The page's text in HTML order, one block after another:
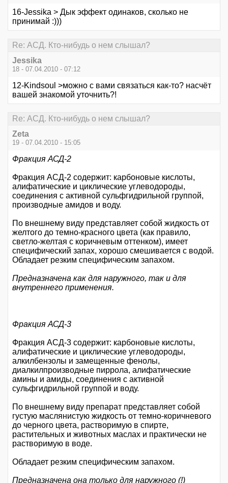
16-Jessika > Дык эффект одинаков, сколько не
принимай :)))
Re: АСД. Кто-нибудь о нем слышал?
Jessika
18 - 07.04.2010 - 07:12
12-Kindsoul >можно с вами связаться как-то? насчёт
вашей знакомой уточнить?!
Re: АСД. Кто-нибудь о нем слышал?
Zeta
19 - 07.04.2010 - 15:05
Фракция АСД-2
Фракция АСД-2 содержит: карбоновые кислоты,
алифатические и циклические углеводороды,
соединения с активной сульфгидрильной группой,
производные амидов и воду.
По внешнему виду представляет собой жидкость от
желтого до темно-красного цвета (как правило,
светло-желтая с коричневым оттенком), имеет
специфический запах, хорошо смешивается с водой.
Обладает резким специфическим запахом.
Предназначена как для наружного, так и для
внутреннего применения.
Фракция АСД-3
Фракция АСД-3 содержит: карбоновые кислоты,
алифатические и циклические углеводороды,
алкилбензолы и замещенные фенолы,
диалкилпроизводные пиррола, алифатические
амины и амиды, соединения с активной
сульфгидрильной группой и воду.
По внешнему виду препарат представляет собой
густую маслянистую жидкость от темно-коричневого
до черного цвета, растворимую в спирте,
растительных и животных маслах и практически не
растворимую в воде.
Обладает резким специфическим запахом.
Предназначена она только для наружного (!)